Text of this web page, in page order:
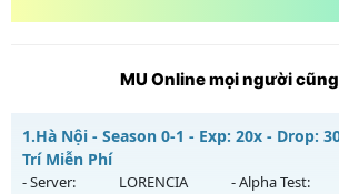
MU Online mọi người
1.Hà Nội - Season 0-1 - Exp: 20x - Drop:
Trí Miễn Phí
- Server: LORENCIA - Alpha Test: